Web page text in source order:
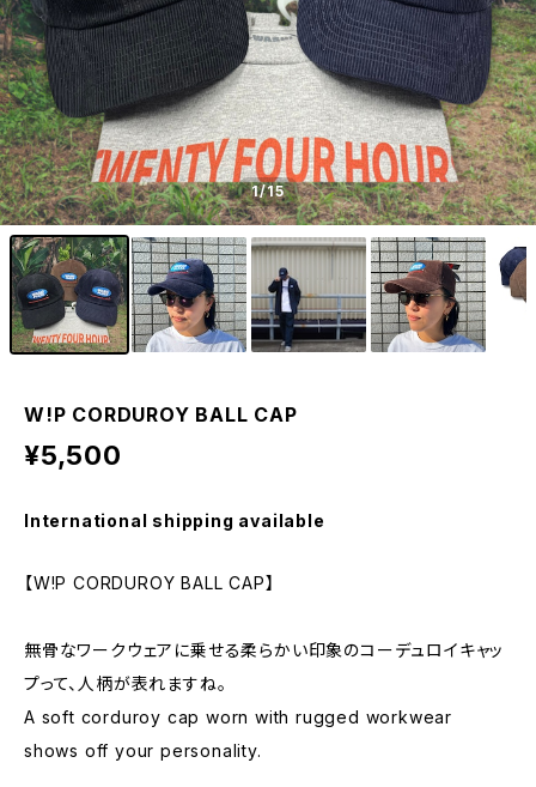
1/15
W!P CORDUROY BALL CAP
¥5,500
International shipping available
【W!P CORDUROY BALL CAP】
無骨なワークウェアに乗せる柔らかい印象のコーデュロイキャッ
プって、人柄が表れますね。
A soft corduroy cap worn with rugged workwear
shows off your personality.